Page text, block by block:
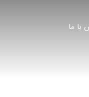
با ما